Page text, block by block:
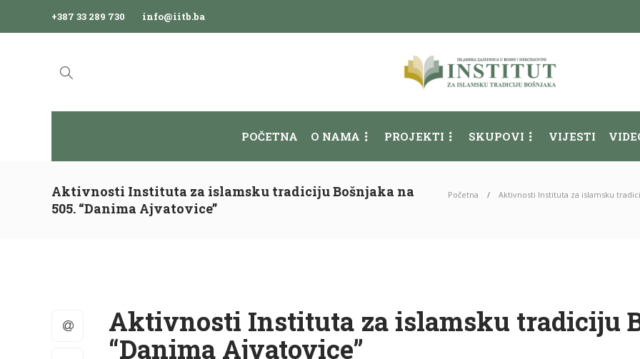
+387 33 289 730 info@iitb.ba
POČETNA O NAMA PROJEKTI SKUPOVI VIJESTI
Aktivnosti Instituta za islamsku tradiciju Bošnjaka na
505. “Danima Ajvatovice”
Početna Aktivnosti Instituta za islamsku
Aktivnosti Instituta za islamsku tradiciju
“Danima Ajvatovice”